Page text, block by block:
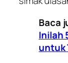
Baca
Inilah
untuk